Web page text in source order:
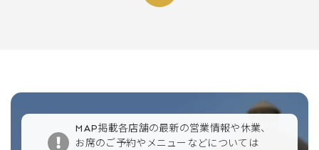
MAP掲載各店舗の最新の営業情報や休業、
お席のご予約やメニューなどについては